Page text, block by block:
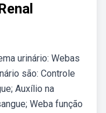
urinário: Webas
são: Controle
Auxílio na
Weba função